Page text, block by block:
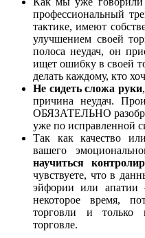
профессиональный
тактике, имеют
улучшением своей
полоса неудач, он
ищет ошибку в своей
делать каждому, кто
Не сидеть сложа руки
причина неудач.
ОБЯЗАТЕЛЬНО
уже по исправленной
Так как качество
вашего
научиться
чувствуете, что в
эйфории или апатии
некоторое время,
торговли и только
торговле.